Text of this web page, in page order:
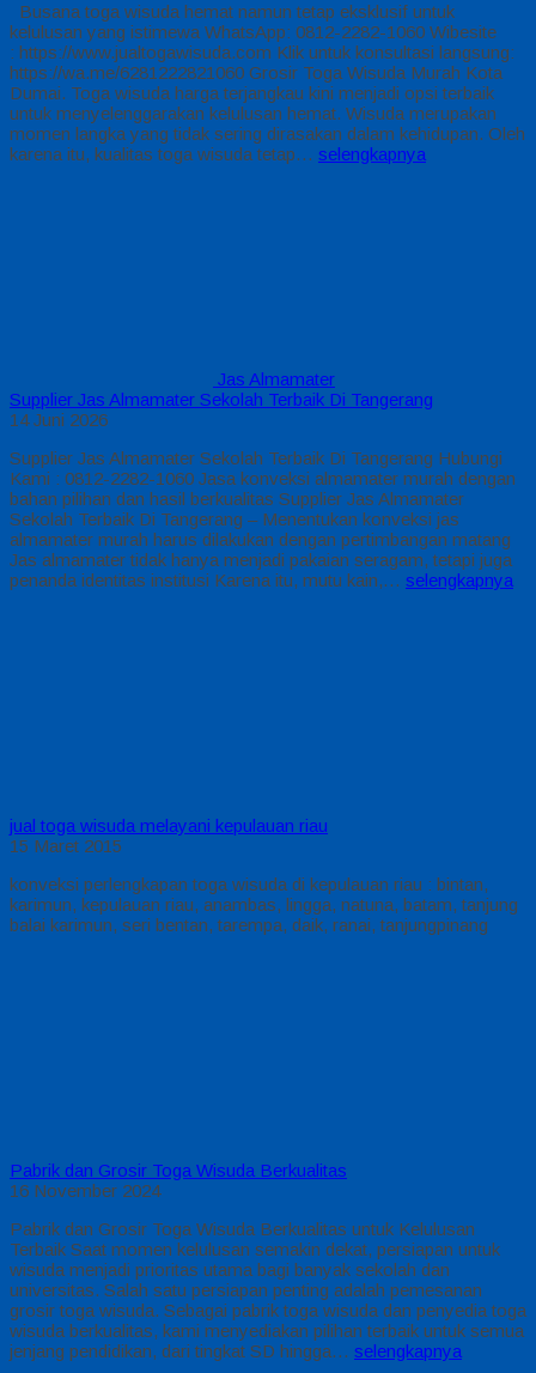
Busana toga wisuda hemat namun tetap eksklusif untuk
kelulusan yang istimewa WhatsApp: 0812-2282-1060 Wibesite
: https://www.jualtogawisuda.com Klik untuk konsultasi langsung:
https://wa.me/6281222821060 Grosir Toga Wisuda Murah Kota
Dumai. Toga wisuda harga terjangkau kini menjadi opsi terbaik
untuk menyelenggarakan kelulusan hemat. Wisuda merupakan
momen langka yang tidak sering dirasakan dalam kehidupan. Oleh
karena itu, kualitas toga wisuda tetap… selengkapnya
Jas Almamater
Supplier Jas Almamater Sekolah Terbaik Di Tangerang
14 Juni 2026
Supplier Jas Almamater Sekolah Terbaik Di Tangerang Hubungi
Kami : 0812-2282-1060 Jasa konveksi almamater murah dengan
bahan pilihan dan hasil berkualitas Supplier Jas Almamater
Sekolah Terbaik Di Tangerang – Menentukan konveksi jas
almamater murah harus dilakukan dengan pertimbangan matang
Jas almamater tidak hanya menjadi pakaian seragam, tetapi juga
penanda identitas institusi Karena itu, mutu kain,… selengkapnya
jual toga wisuda melayani kepulauan riau
15 Maret 2015
konveksi perlengkapan toga wisuda di kepulauan riau : bintan,
karimun, kepulauan riau, anambas, lingga, natuna, batam, tanjung
balai karimun, seri bentan, tarempa, daik, ranai, tanjungpinang
Pabrik dan Grosir Toga Wisuda Berkualitas
16 November 2024
Pabrik dan Grosir Toga Wisuda Berkualitas untuk Kelulusan
Terbaik Saat momen kelulusan semakin dekat, persiapan untuk
wisuda menjadi prioritas utama bagi banyak sekolah dan
universitas. Salah satu persiapan penting adalah pemesanan
grosir toga wisuda. Sebagai pabrik toga wisuda dan penyedia toga
wisuda berkualitas, kami menyediakan pilihan terbaik untuk semua
jenjang pendidikan, dari tingkat SD hingga… selengkapnya